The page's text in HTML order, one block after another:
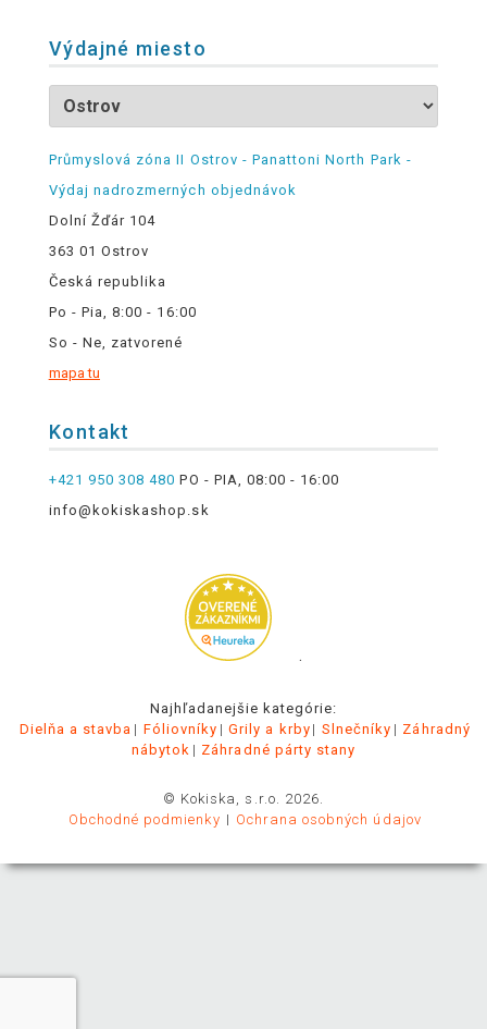
Výdajné miesto
Průmyslová zóna II Ostrov - Panattoni North Park -
Výdaj nadrozmerných objednávok
Dolní Žďár 104
363 01 Ostrov
Česká republika
Po - Pia, 8:00 - 16:00
So - Ne, zatvorené
mapa tu
Kontakt
+421 950 308 480 PO - PIA, 08:00 - 16:00
info@kokiskashop.sk
.
Najhľadanejšie kategórie:
Dielňa a stavba
Fóliovníky Grily a krby Slnečníky
Záhradný
nábytok
Záhradné párty stany
© Kokiska, s.r.o. 2026.
Obchodné podmienky
Ochrana osobných údajov